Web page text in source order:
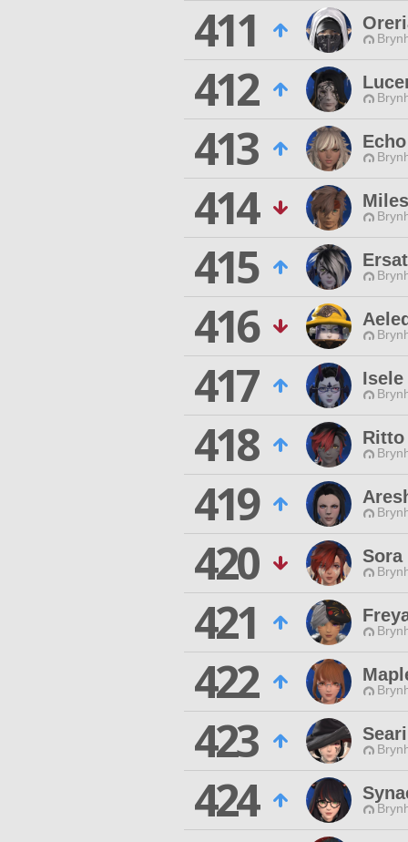
411
412
413
414
415
416
417
418
419
420
421
422
423
424